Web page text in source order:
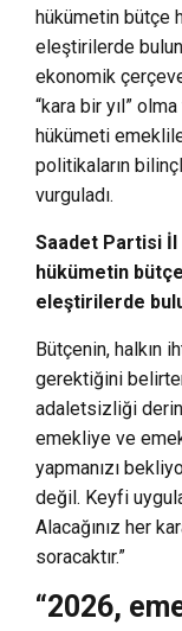
hükümetin bütçe
eleştirilerde
ekonomik
“kara bir yıl”
hükümeti
politikaların
vurguladı.
Saadet Partisi İl
hükümetin
eleştirilerde
Bütçenin, halkın
gerektiğini
adaletsizliği
emekliye ve
yapmanızı
değil. Keyfi
Alacağınız her
soracaktır.”
“2026,